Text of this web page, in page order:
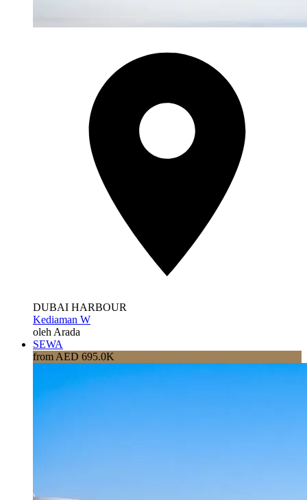
DUBAI HARBOUR
Kediaman W
oleh Arada
SEWA
from AED 695.0K